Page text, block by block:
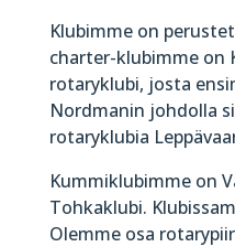
Klubimme on
charter-klubimme on
rotaryklubi, josta
Nordmanin johdolla
rotaryklubia
Kummiklubimme on
Tohkaklubi.
Olemme osa